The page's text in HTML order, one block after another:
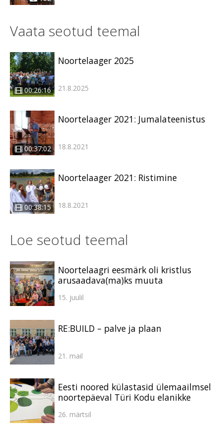
Vaata seotud teemal
00:26:16
Noortelaager 2025
21.8.2025
00:37:02
Noortelaager 2021: Jumalateenistus
18.8.2021
00:38:15
Noortelaager 2021: Ristimine
18.8.2021
Loe seotud teemal
Noortelaagri eesmärk oli kristlus
arusaadava(ma)ks muuta
15. juulil
RE:BUILD – palve ja plaan
21. mail
Eesti noored külastasid ülemaailmsel
noortepäeval Türi Kodu elanikke
26. märtsil